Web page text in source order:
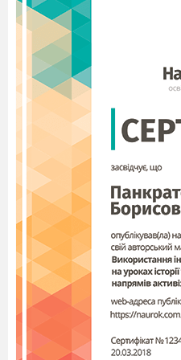
суттю тестів і суттю
стандартизована
даним набором
поля гає у виході за
Виходить, що тест
вимірювання нестан
Педагогічний
визначає, що стимулом
проблема, яку
традиційними
діяльності виходить в
нестандартних
знаходження
про
блемної ситуації
Креативність (від лат.
За визначенням